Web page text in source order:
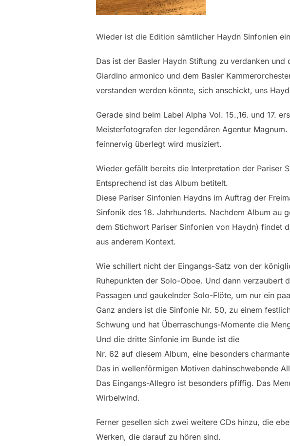
Wieder ist die Edition sämtlicher Haydn Sinfonien
Das ist der Basler Haydn Stiftung zu verdanken
Giardino armonico und dem Basler
verstanden werden könnte, sich anschickt, uns
Gerade sind beim Label Alpha Vol. 15.,16. und 17.
Meisterfotografen der legendären Agentur
feinnervig überlegt wird musiziert.
Wieder gefällt bereits die Interpretation der Pariser
Entsprechend ist das Album betitelt.
Diese Pariser Sinfonien Haydns im Auftrag der
Sinfonik des 18. Jahrhunderts. Nachdem Album au
dem Stichwort Pariser Sinfonien von Haydn) findet
aus anderem Kontext.
Wie schillert nicht der Eingangs-Satz von der
Ruhepunkten der Solo-Oboe. Und dann verzaubert
Passagen und gaukelnder Solo-Flöte, um nur ein
Ganz anders ist die Sinfonie Nr. 50, zu einem
Schwung und hat Überraschungs-Momente die
Und die dritte Sinfonie im Bunde ist die
Nr. 62 auf diesem Album, eine besonders
Das in wellenförmigen Motiven dahinschwebende
Das Eingangs-Allegro ist besonders pfiffig. Das
Wirbelwind.
Ferner gesellen sich zwei weitere CDs hinzu, die
Werken, die darauf zu hören sind.